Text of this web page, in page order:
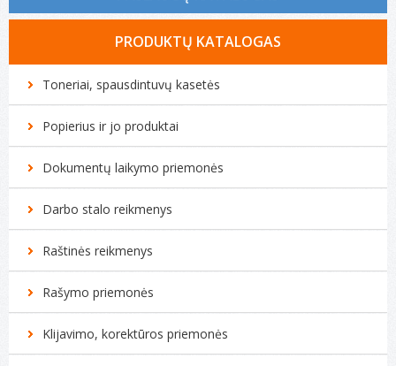
Tonerio kasečių pildymas
Spausdintuvų remontas
Biuro technikos remontas
Kompiuterių remontas
PRODUKTŲ KATALOGAS
Toneriai, spausdintuvų kasetės
Popierius ir jo produktai
Dokumentų laikymo priemonės
Darbo stalo reikmenys
Raštinės reikmenys
Rašymo priemonės
Klijavimo, korektūros priemonės